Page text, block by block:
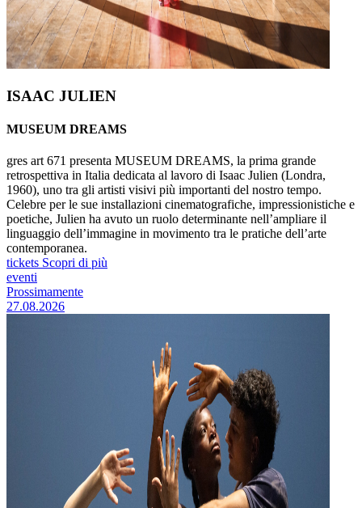
ISAAC JULIEN
MUSEUM DREAMS
gres art 671 presenta MUSEUM DREAMS, la prima grande
retrospettiva in Italia dedicata al lavoro di Isaac Julien (Londra,
1960), uno tra gli artisti visivi più importanti del nostro tempo.
Celebre per le sue installazioni cinematografiche, impressionistiche e
poetiche, Julien ha avuto un ruolo determinante nell’ampliare il
linguaggio dell’immagine in movimento tra le pratiche dell’arte
contemporanea.
tickets Scopri di più
eventi
Prossimamente
27.08.2026